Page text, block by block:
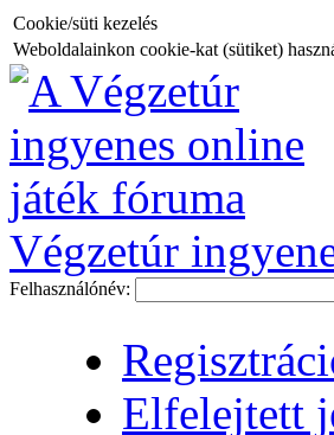
Cookie/süti kezelés
Weboldalainkon cookie-kat (sütiket)
Végzetúr
Felhasználónév:
Elfelejtett